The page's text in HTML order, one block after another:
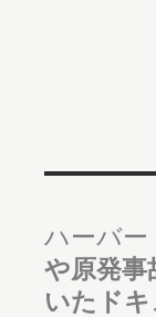
ハーバー
や原発事
いたド